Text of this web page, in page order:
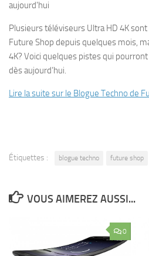
Plusieurs téléviseurs Ultra HD 4K sont
Future Shop depuis quelques mois,
4K? Voici quelques pistes qui
dès aujourd’hui.
Lire la suite sur le Blogue Techno de
Étiquettes : blogue techno future shop
VOUS AIMEREZ AUSSI...
0